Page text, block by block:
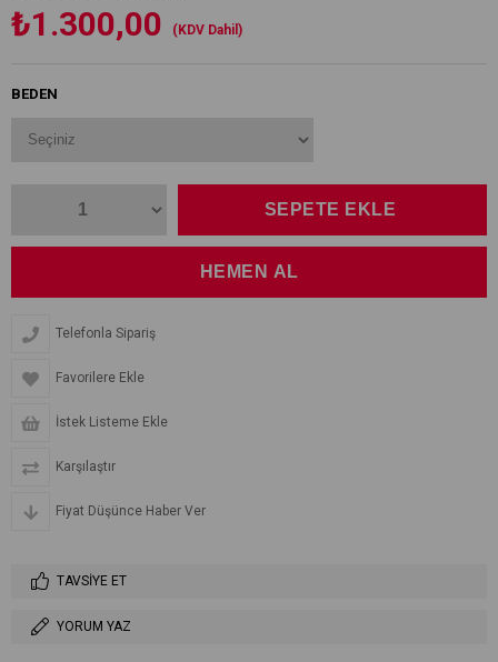
₺1.300,00 (KDV Dahil)
BEDEN
Telefonla Sipariş
Favorilere Ekle
İstek Listeme Ekle
Karşılaştır
Fiyat Düşünce Haber Ver
TAVSIYE ET
YORUM YAZ